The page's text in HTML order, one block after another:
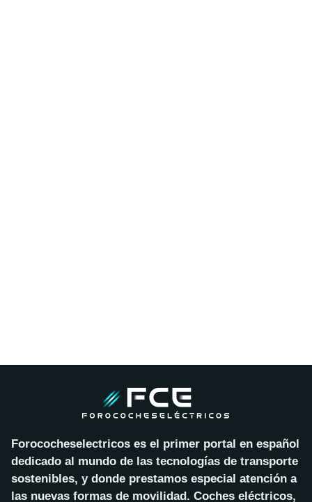
Forococheselectricos es el primer portal en español
dedicado al mundo de las tecnologías de transporte
sostenibles, y donde prestamos especial atención a
las nuevas formas de movilidad. Coches eléctricos,